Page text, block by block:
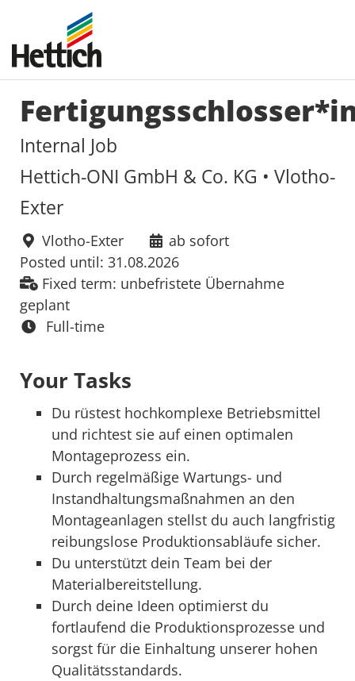
Internal Job
Hettich-ONI GmbH & Co. KG • Vlotho-
Exter
Vlotho-Exter
ab sofort
Posted until: 31.08.2026
Fixed term: unbefristete Übernahme
geplant
Full-time
Your Tasks
Du rüstest hochkomplexe Betriebsmittel
und richtest sie auf einen optimalen
Montageprozess ein.
Durch regelmäßige Wartungs- und
Instandhaltungsmaßnahmen an den
Montageanlagen stellst du auch langfristig
reibungslose Produktionsabläufe sicher.
Du unterstützt dein Team bei der
Materialbereitstellung.
Durch deine Ideen optimierst du
fortlaufend die Produktionsprozesse und
sorgst für die Einhaltung unserer hohen
Qualitätsstandards.